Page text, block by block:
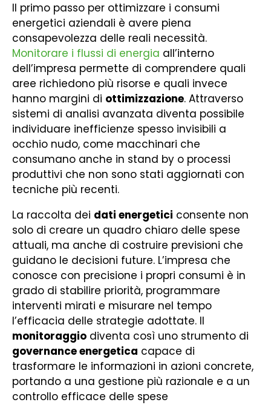
Il primo passo per ottimizzare i consumi
energetici aziendali è avere piena
consapevolezza delle reali necessità.
Monitorare i flussi di energia all’interno
dell’impresa permette di comprendere quali
aree richiedono più risorse e quali invece
hanno margini di ottimizzazione. Attraverso
sistemi di analisi avanzata diventa possibile
individuare inefficienze spesso invisibili a
occhio nudo, come macchinari che
consumano anche in stand by o processi
produttivi che non sono stati aggiornati con
tecniche più recenti.
La raccolta dei dati energetici consente non
solo di creare un quadro chiaro delle spese
attuali, ma anche di costruire previsioni che
guidano le decisioni future. L’impresa che
conosce con precisione i propri consumi è in
grado di stabilire priorità, programmare
interventi mirati e misurare nel tempo
l’efficacia delle strategie adottate. Il
monitoraggio diventa così uno strumento di
governance energetica capace di
trasformare le informazioni in azioni concrete,
portando a una gestione più razionale e a un
controllo efficace delle spese